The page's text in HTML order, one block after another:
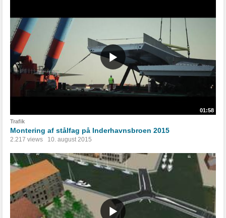
01:58
Trafik
Montering af stålfag på Inderhavnsbroen 2015
2.217 views 10. august 2015